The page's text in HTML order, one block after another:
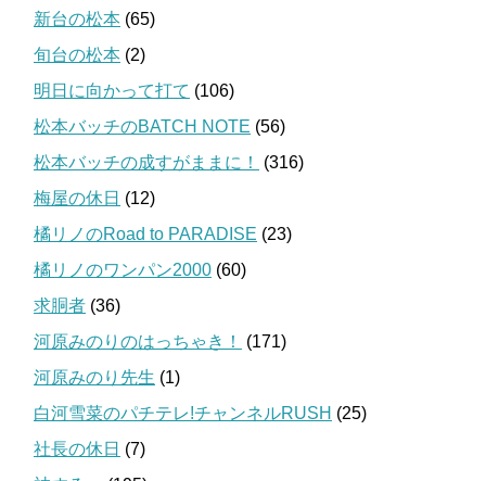
新台の松本 (65)
旬台の松本 (2)
明日に向かって打て (106)
松本バッチのBATCH NOTE (56)
松本バッチの成すがままに！
(316)
梅屋の休日 (12)
橘リノのRoad to PARADISE (23)
橘リノのワンパン2000 (60)
求胴者 (36)
河原みのりのはっちゃき！
(171)
河原みのり先生 (1)
白河雪菜のパチテレ!チャンネルRUSH (25)
社長の休日 (7)